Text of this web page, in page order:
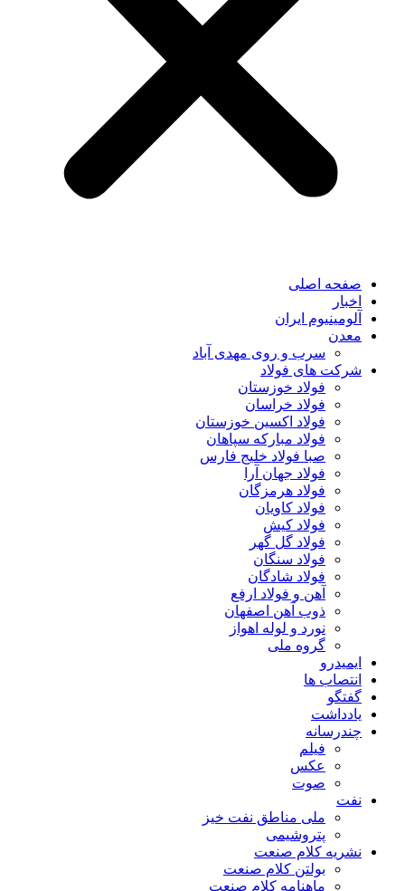
صفحه اصلی
اخبار
آلومینیوم ایران
معدن
سرب و روی مهدی آباد
شرکت های فولاد
فولاد خوزستان
فولاد خراسان
فولاد اکسین خوزستان
فولاد مبارکه سپاهان
صبا فولاد خلیج فارس
فولاد جهان آرا
فولاد هرمزگان
فولاد کاویان
فولاد کیش
فولاد گل گهر
فولاد سنگان
فولاد شادگان
آهن و فولاد ارفع
ذوب آهن اصفهان
نورد و لوله اهواز
گروه ملی
ایمیدرو
انتصاب ها
گفتگو
یادداشت
چندرسانه
فیلم
عکس
صوت
نفت
ملی مناطق نفت خیز
پتروشیمی
نشریه کلام صنعت
بولتن کلام صنعت
ماهنامه کلام صنعت